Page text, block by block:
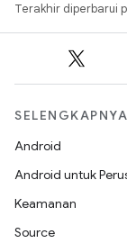
Terakhir diperbarui
Android
Android untuk
Keamanan
Source